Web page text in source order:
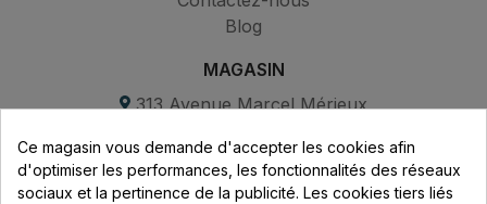
Blog
MAGASIN
313 Avenue Marcel Mérieux
69530 Brignais
Ce magasin vous demande d'accepter les cookies afin
d'optimiser les performances, les fonctionnalités des réseaux
sociaux et la pertinence de la publicité. Les cookies tiers liés